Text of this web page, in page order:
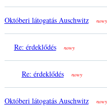
Októberi látogatás Auschwitz nowy
Re: érdeklődés nowy
Re: érdeklődés nowy
Októberi látogatás Auschwitz nowy